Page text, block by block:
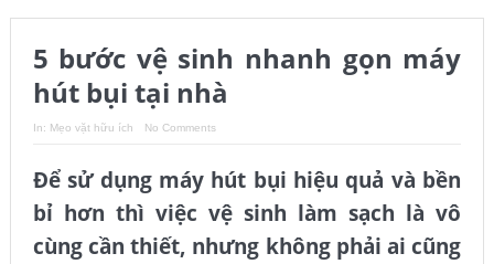
5 bước vệ sinh nhanh gọn máy
hút bụi tại nhà
In: Mẹo vặt hữu ích No Comments
Để sử dụng máy hút bụi hiệu quả và bền
bỉ hơn thì việc vệ sinh làm sạch là vô
cùng cần thiết, nhưng không phải ai cũng